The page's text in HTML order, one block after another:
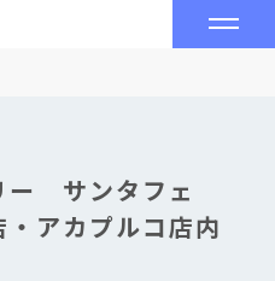
ー サンタフェ
アカプルコ店内